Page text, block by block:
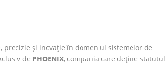
și inovație în domeniul sistemelor de
de PHOENIX, compania care deține statutul